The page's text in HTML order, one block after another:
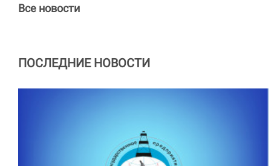
Все новости
ПОСЛЕДНИЕ НОВОСТИ